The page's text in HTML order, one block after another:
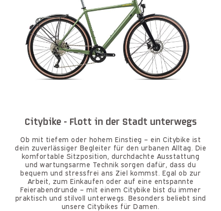
Citybike - Flott in der Stadt unterwegs
Ob mit tiefem oder hohem Einstieg – ein Citybike ist
dein zuverlässiger Begleiter für den urbanen Alltag. Die
komfortable Sitzposition, durchdachte Ausstattung
und wartungsarme Technik sorgen dafür, dass du
bequem und stressfrei ans Ziel kommst. Egal ob zur
Arbeit, zum Einkaufen oder auf eine entspannte
Feierabendrunde – mit einem Citybike bist du immer
praktisch und stilvoll unterwegs. Besonders beliebt sind
unsere Citybikes für Damen.